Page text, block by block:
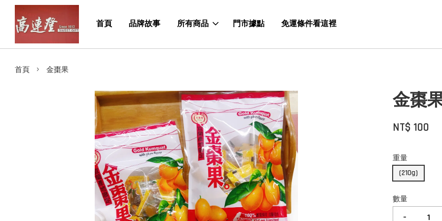
首頁 品牌故事 所有商品 門市據點 免運條件看這裡
首頁 › 金棗果
金棗
NT$ 100
重量
(210g)
數量
-